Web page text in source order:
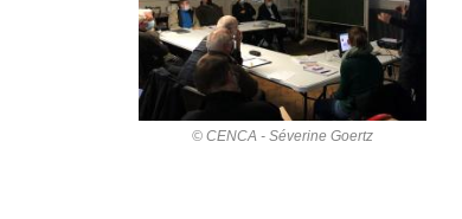
© CENCA - Séverine Goertz